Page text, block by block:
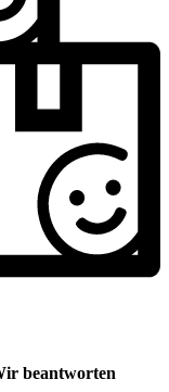
beantworten